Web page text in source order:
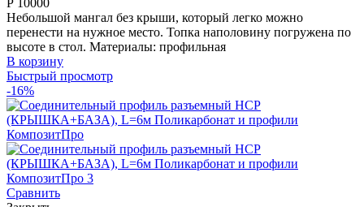
Р 10000
Небольшой мангал без крыши, который легко можно
перенести на нужное место. Топка наполовину погружена по
высоте в стол. Материалы: профильная
В корзину
Быстрый просмотр
-16%
Сравнить